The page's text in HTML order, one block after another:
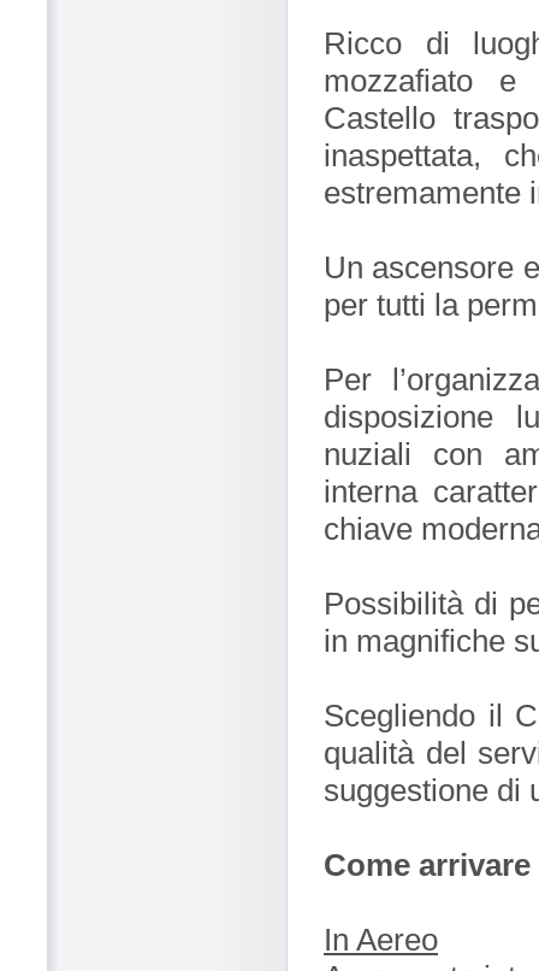
Ricco di
mozzafiato e
Castello
inaspettata,
estremamente
Un ascensore
per tutti la
Per
disposizione
nuziali con
interna
chiave
Possibilità di
in magnifiche
Scegliendo il
qualità del
suggestione di
Come
In Aereo